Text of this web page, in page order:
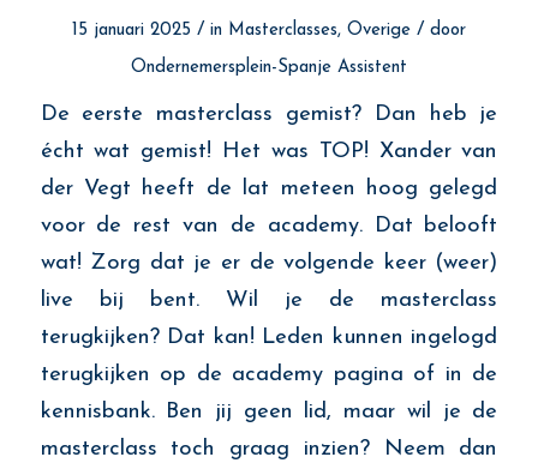
15 januari 2025 / in Masterclasses, Overige / door
Ondernemersplein-Spanje Assistent
De eerste masterclass gemist? Dan heb je
écht wat gemist! Het was TOP! Xander van
der Vegt heeft de lat meteen hoog gelegd
voor de rest van de academy. Dat belooft
wat! Zorg dat je er de volgende keer (weer)
live bij bent. Wil je de masterclass
terugkijken? Dat kan! Leden kunnen ingelogd
terugkijken op de academy pagina of in de
kennisbank. Ben jij geen lid, maar wil je de
masterclass toch graag inzien? Neem dan